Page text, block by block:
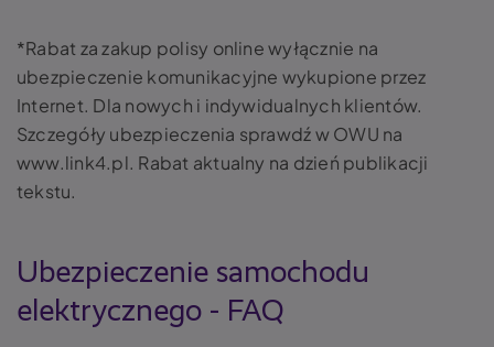
*Rabat za zakup polisy online wyłącznie na
ubezpieczenie komunikacyjne wykupione przez
Internet. Dla nowych i indywidualnych klientów.
Szczegóły ubezpieczenia sprawdź w OWU na
www.link4.pl. Rabat aktualny na dzień publikacji
tekstu.
Ubezpieczenie samochodu
elektrycznego - FAQ